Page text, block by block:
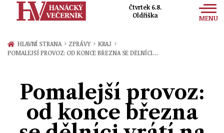
Čtvrtek 6.8.
Oldřiška
MENU
Zprávy
Prostějov
Přerov
Politika
Ekonomika
Kultura
Hudba
Společnost
Ženy
Sport
HLAVNÍ STRANA › ZPRÁVY › KRAJ ›
POMALEJŠÍ PROVOZ: OD KONCE BŘEZNA SE DĚLNÍCI…
Pomalejší provoz:
od konce března